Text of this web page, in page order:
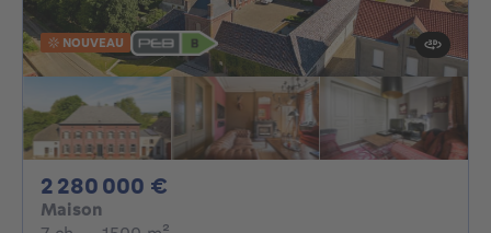
NOUVEAU
2 280 000 €
Maison